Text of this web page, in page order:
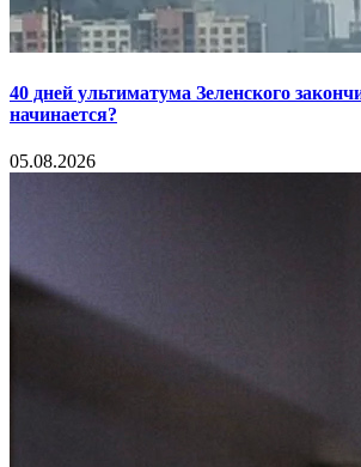
40 дней ультиматума Зеленского
начинается?
05.08.2026